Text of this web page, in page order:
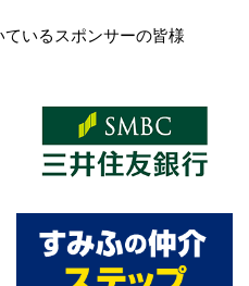
いるスポンサーの皆様